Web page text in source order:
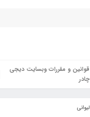
قوانین و مقررات وبسایت دیجی
چادر